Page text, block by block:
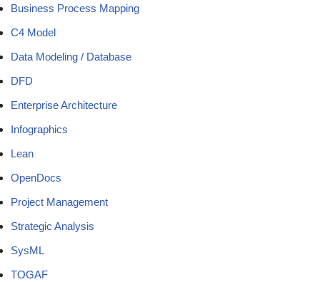
Business Process Mapping
C4 Model
Data Modeling / Database
DFD
Enterprise Architecture
Infographics
Lean
OpenDocs
Project Management
Strategic Analysis
SysML
TOGAF